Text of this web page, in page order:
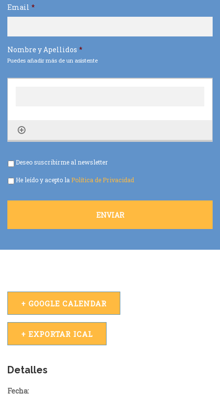
Email *
Nombre y Apellidos *
Puedes añadir más de un asistente
Deseo suscribirme al newsletter
He leído y acepto la Política de Privacidad
+ GOOGLE CALENDAR
+ EXPORTAR ICAL
Detalles
Fecha: